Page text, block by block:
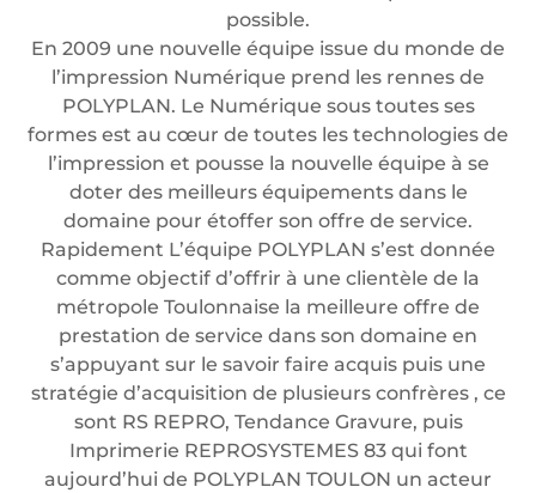
possible.
En 2009 une nouvelle équipe issue du monde de
l’impression Numérique prend les rennes de
POLYPLAN. Le Numérique sous toutes ses
formes est au cœur de toutes les technologies de
l’impression et pousse la nouvelle équipe à se
doter des meilleurs équipements dans le
domaine pour étoffer son offre de service.
Rapidement L’équipe POLYPLAN s’est donnée
comme objectif d’offrir à une clientèle de la
métropole Toulonnaise la meilleure offre de
prestation de service dans son domaine en
s’appuyant sur le savoir faire acquis puis une
stratégie d’acquisition de plusieurs confrères , ce
sont RS REPRO, Tendance Gravure, puis
Imprimerie REPROSYSTEMES 83 qui font
aujourd’hui de POLYPLAN TOULON un acteur